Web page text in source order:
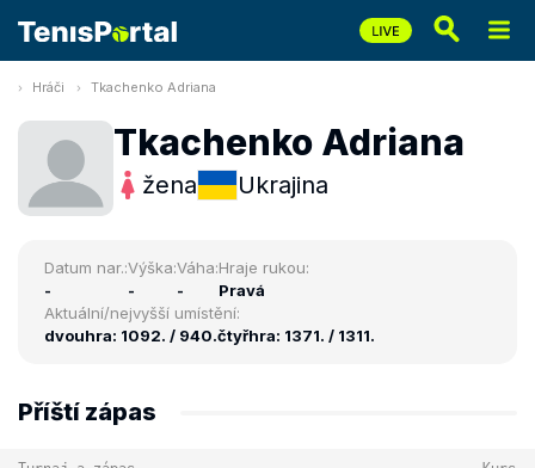
Hráči Tkachenko Adriana
Tkachenko Adriana
žena Ukrajina
Datum nar.:
-
Výška:
-
Váha:
-
Hraje rukou:
Pravá
Aktuální/nejvyšší umístění:
dvouhra: 1092. / 940.čtyřhra: 1371. / 1311.
Příští zápas